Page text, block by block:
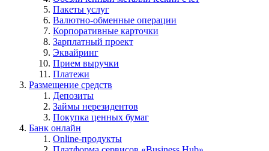
Пакеты услуг
Валютно-обменные операции
Корпоративные карточки
Зарплатный проект
Эквайринг
Прием выручки
Платежи
Размещение средств
Депозиты
Займы нерезидентов
Покупка ценных бумаг
Банк онлайн
Online-продукты